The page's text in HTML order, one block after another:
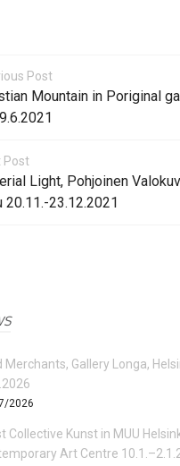
Post
Mountain in Poriginal
Post
Light, Pohjoinen
20.11.-23.12.2021
Merchants, Gallery Longa,
2026
Collective Kunst in MUU
Art Centre